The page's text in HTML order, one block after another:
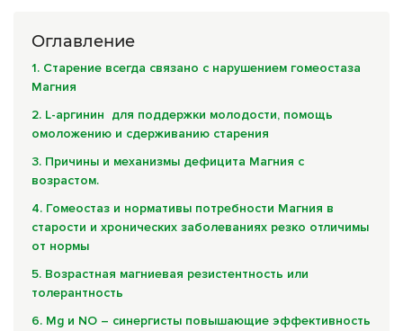
Комплексные программы лечения
Оглавление
1. Старение всегда связано с нарушением гомеостаза
Магния
2. L-аргинин для поддержки молодости, помощь
омоложению и сдерживанию старения
3. Причины и механизмы дефицита Магния с
возрастом.
4. Гомеостаз и нормативы потребности Магния в
старости и хронических заболеваниях резко отличимы
от нормы
5. Возрастная магниевая резистентность или
толерантность
6. Mg и NO – синергисты повышающие эффективность